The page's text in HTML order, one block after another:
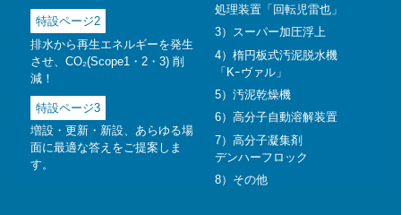
特設ページ2
排水から再生エネルギーを発生
させ、CO₂(Scope1・2・3) 削
減！
特設ページ3
増設・更新・新設、あらゆる場
面に最適な答えをご提案しま
す。
処理装置 「回転児雷也」
3）スーパー加圧浮上
4）楕円板式汚泥脱水機
「Kｰヴァル」
5）汚泥乾燥機
6）高分子自動溶解装置
7）高分子凝集剤
デンハーフロック
8） その他